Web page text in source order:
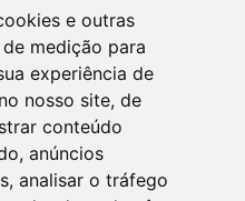
e outras
medição para
experiência de
nosso site, de
conteúdo
anúncios
analisar o tráfego
(manhã);
Centro - CEP: 95340-